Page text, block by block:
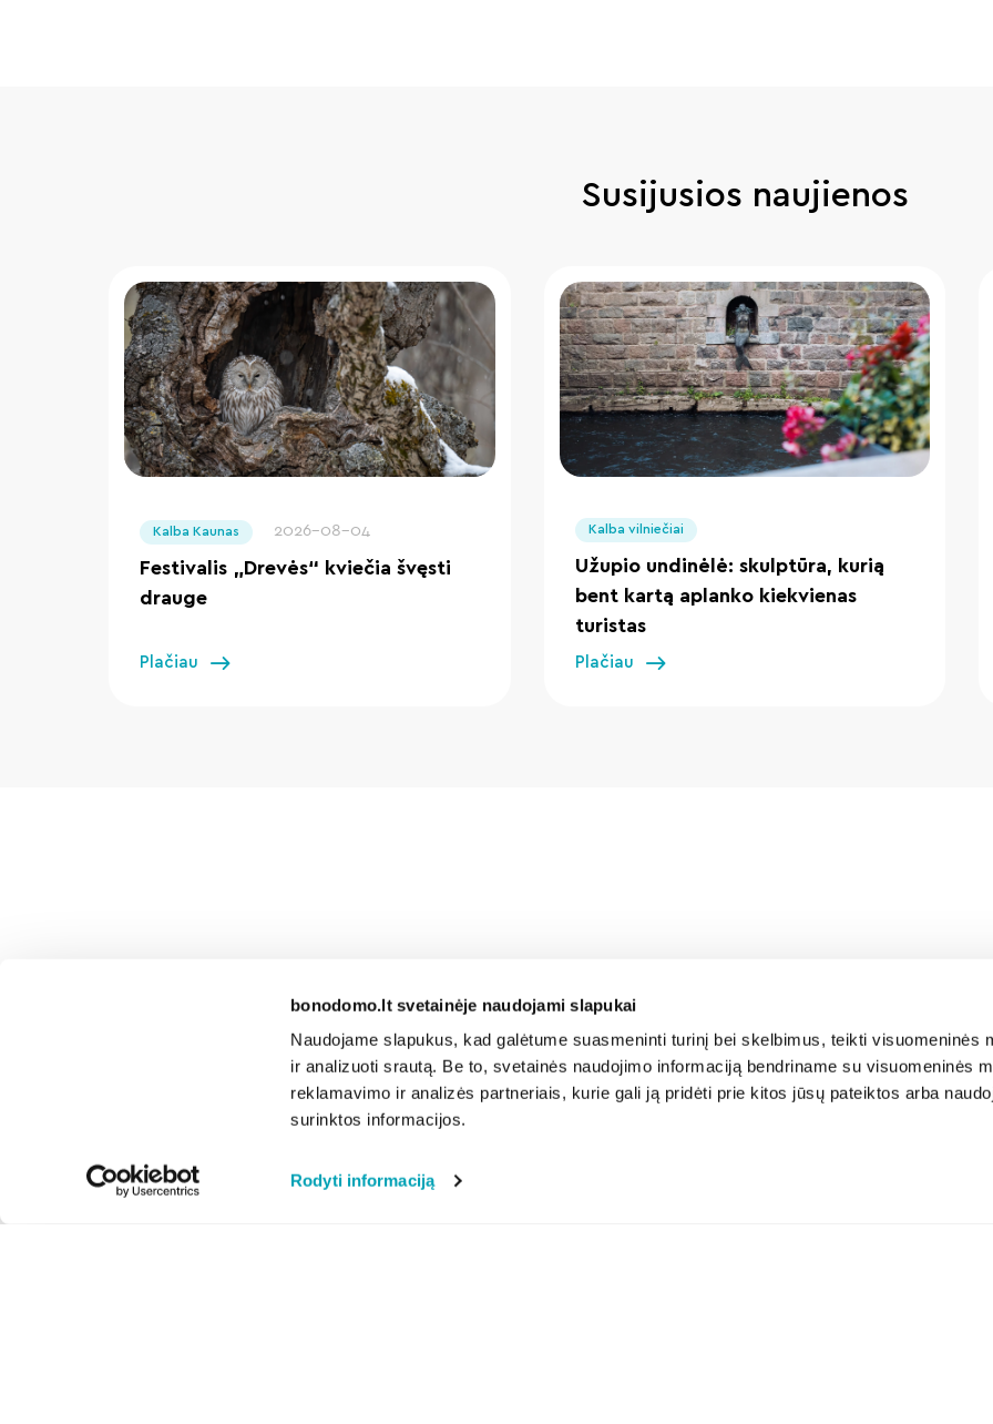
bonodomo.lt svetainėje naudojami slapukai
Naudojame slapukus, kad galėtume suasmeninti turinį bei skelbimus, teikti visuomeninės
ir analizuoti srautą. Be to, svetainės naudojimo informaciją bendriname su visuomeninės
reklamavimo ir analizės partneriais, kurie gali ją pridėti prie kitos jūsų pateiktos arba
surinktos informacijos.
Rodyti informaciją
Susijusios naujienos
Kalba Kaunas 2026-08-04
Festivalis „Drevės“ kviečia švęsti
drauge
Plačiau
Kalba vilniečiai
Užupio undinėlė: skulptūra, kurią
bent kartą aplanko kiekvienas
turistas
Plačiau